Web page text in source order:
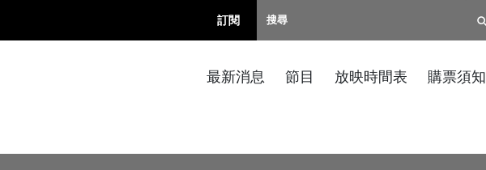
訂閱
最新消息 節目 放映時間表 購票須知